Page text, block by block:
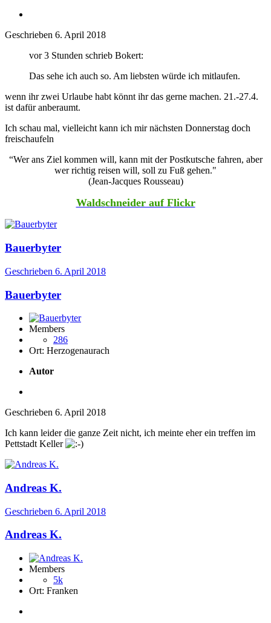
Geschrieben 6. April 2018
vor 3 Stunden schrieb Bokert:
Das sehe ich auch so. Am liebsten würde ich mitlaufen.
wenn ihr zwei Urlaube habt könnt ihr das gerne machen. 21.-27.4.
ist dafür anberaumt.
Ich schau mal, vielleicht kann ich mir nächsten Donnerstag doch
freischaufeln
“Wer ans Ziel kommen will, kann mit der Postkutsche fahren, aber
wer richtig reisen will, soll zu Fuß gehen."
(Jean-Jacques Rousseau)
Waldschneider auf Flickr
Bauerbyter
Geschrieben 6. April 2018
Bauerbyter
Members
286
Ort: Herzogenaurach
Autor
Geschrieben 6. April 2018
Ich kann leider die ganze Zeit nicht, ich meinte eher ein treffen im
Pettstadt Keller
Andreas K.
Geschrieben 6. April 2018
Andreas K.
Members
5k
Ort: Franken